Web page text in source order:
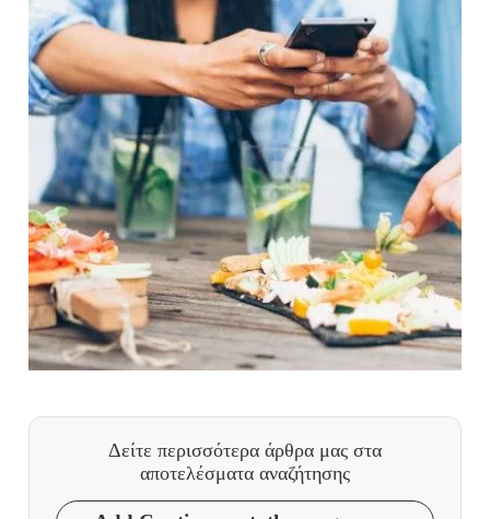
Δείτε περισσότερα άρθρα μας στα
αποτελέσματα αναζήτησης